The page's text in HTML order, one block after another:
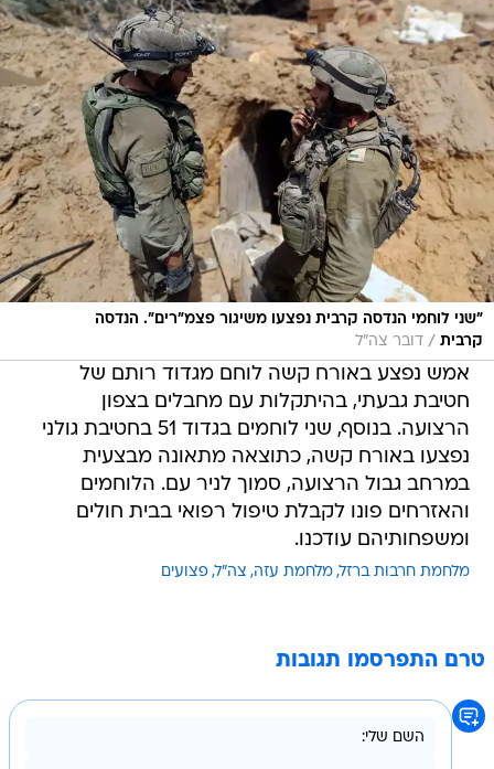
"שני לוחמי הנדסה קרבית נפצעו משיגור פצמ"רים". הנדסה
קרבית / דובר צה"ל
אמש נפצע באורח קשה לוחם מגדוד רותם של
חטיבת גבעתי, בהיתקלות עם מחבלים בצפון
הרצועה. בנוסף, שני לוחמים בגדוד 51 בחטיבת גולני
נפצעו באורח קשה, כתוצאה מתאונה מבצעית
במרחב גבול הרצועה, סמוך לניר עם. הלוחמים
והאזרחים פונו לקבלת טיפול רפואי בבית חולים
ומשפחותיהם עודכנו.
מלחמת חרבות ברזל מלחמת עזה צה"ל פצועים
טרם התפרסמו תגובות